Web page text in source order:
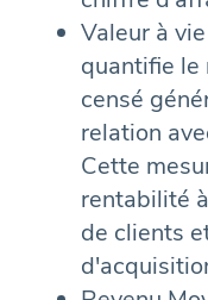
Valeur à
quantifie le
censé
relation
Cette
rentabilité
de clients